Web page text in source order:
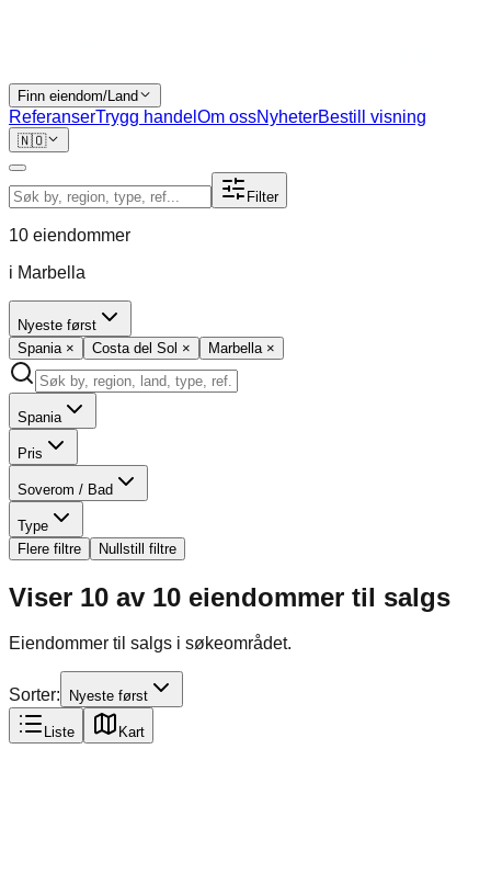
Finn eiendom/Land
ReferanserTrygg handel Om ossNyheterBestill visning
🇳🇴
Filter
10 eiendommer
i Marbella
Nyeste først
Spania × Costa del Sol × Marbella ×
Spania
Pris
Soverom / Bad
Type
Flere filtre
Nullstill filtre
Viser 10 av 10 eiendommer til salgs
Eiendommer til salgs i søkeområdet.
Sorter: Nyeste først
Liste Kart